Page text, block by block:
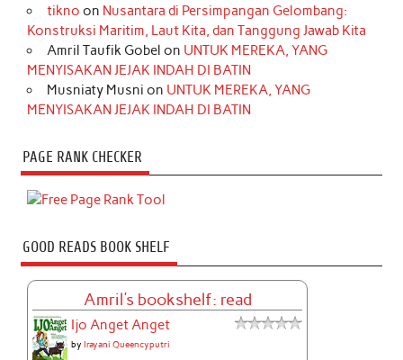
tikno on Nusantara di Persimpangan Gelombang:
Konstruksi Maritim, Laut Kita, dan Tanggung Jawab Kita
Amril Taufik Gobel on UNTUK MEREKA, YANG
MENYISAKAN JEJAK INDAH DI BATIN
Musniaty Musni on UNTUK MEREKA, YANG
MENYISAKAN JEJAK INDAH DI BATIN
PAGE RANK CHECKER
GOOD READS BOOK SHELF
Amril's bookshelf: read
Ijo Anget Anget
byIrayani Queencyputri